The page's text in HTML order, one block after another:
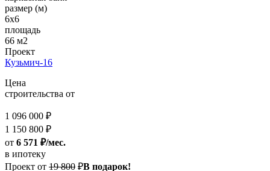
размер (м)
6х6
площадь
66 м2
Проект
Кузьмич-16
Цена
строительства от
1 096 000 ₽
1 150 800 ₽
от 6 571 ₽/мес.
в ипотеку
Проект от 19 800 ₽В подарок!